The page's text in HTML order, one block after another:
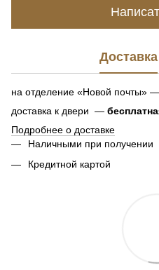
Доставка
на отделение «Новой почты» —
доставка к двери —
Подробнее о доставке
Наличными при получении
Кредитной картой